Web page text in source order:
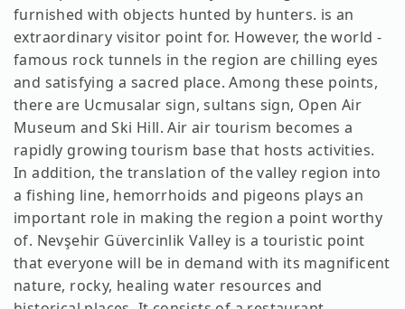
furnished with objects hunted by hunters. is an
extraordinary visitor point for. However, the world -
famous rock tunnels in the region are chilling eyes
and satisfying a sacred place. Among these points,
there are Ucmusalar sign, sultans sign, Open Air
Museum and Ski Hill. Air air tourism becomes a
rapidly growing tourism base that hosts activities.
In addition, the translation of the valley region into
a fishing line, hemorrhoids and pigeons plays an
important role in making the region a point worthy
of. Nevşehir Güvercinlik Valley is a touristic point
that everyone will be in demand with its magnificent
nature, rocky, healing water resources and